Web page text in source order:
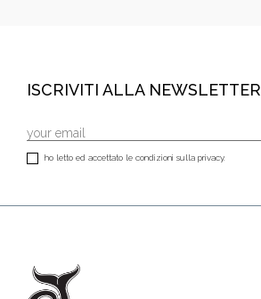
ISCRIVITI ALLA NEWSLETTER
ho letto ed accettato le condizioni sulla privacy.